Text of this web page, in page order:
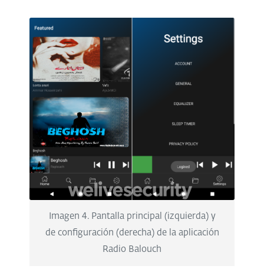
Imagen 4. Pantalla principal (izquierda) y
de configuración (derecha) de la aplicación
Radio Balouch